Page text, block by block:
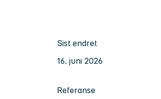
Sist endret
16. juni 2026
Referanse